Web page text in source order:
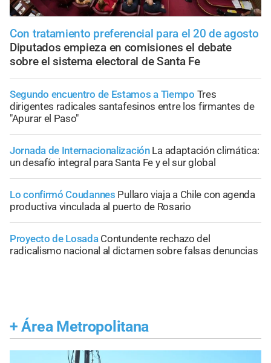
Con tratamiento preferencial para el 20 de agosto
Diputados empieza en comisiones el debate
sobre el sistema electoral de Santa Fe
Segundo encuentro de Estamos a Tiempo Tres
dirigentes radicales santafesinos entre los firmantes de
"Apurar el Paso"
Jornada de Internacionalización La adaptación climática:
un desafío integral para Santa Fe y el sur global
Lo confirmó Coudannes Pullaro viaja a Chile con agenda
productiva vinculada al puerto de Rosario
Proyecto de Losada Contundente rechazo del
radicalismo nacional al dictamen sobre falsas denuncias
+ Área Metropolitana